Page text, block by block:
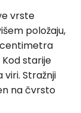
vrste
položaju,
centimetra
starije
Stražnji
na čvrsto